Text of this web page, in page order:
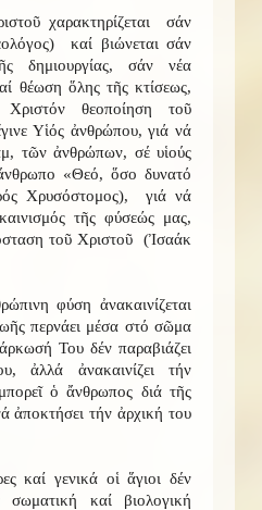
χαρακτηρίζεται σάν
καί βιώνεται σάν
δημιουργίας, σάν νέα
θέωση ὅλης τῆς κτίσεως,
θεοποίηση τοῦ
Υἱός ἀνθρώπου, γιά νά
τῶν ἀνθρώπων, σέ υἱούς
«Θεό, ὅσο δυνατό
Χρυσόστομος), γιά νά
τῆς φύσεώς μας,
τοῦ Χριστοῦ (Ἰσαάκ
φύση ἀνακαινίζεται
περνάει μέσα στό σῶμα
Του δέν παραβιάζει
ἀλλά ἀνακαινίζει τήν
ὁ ἄνθρωπος διά τῆς
ἀποκτήσει τήν ἀρχική του
καί γενικά οἱ ἅγιοι δέν
σωματική καί βιολογική